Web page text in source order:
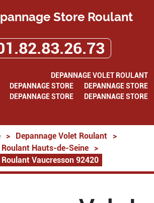
Store Roulant
DEPANNAGE VOLET ROULANT
DEPANNAGE STORE
DEPANNAGE STORE
DEPANNAGE STORE
DEPANNAGE STORE
> Depannage Volet Roulant
>
Hauts-de-Seine
>
Vaucresson 92420